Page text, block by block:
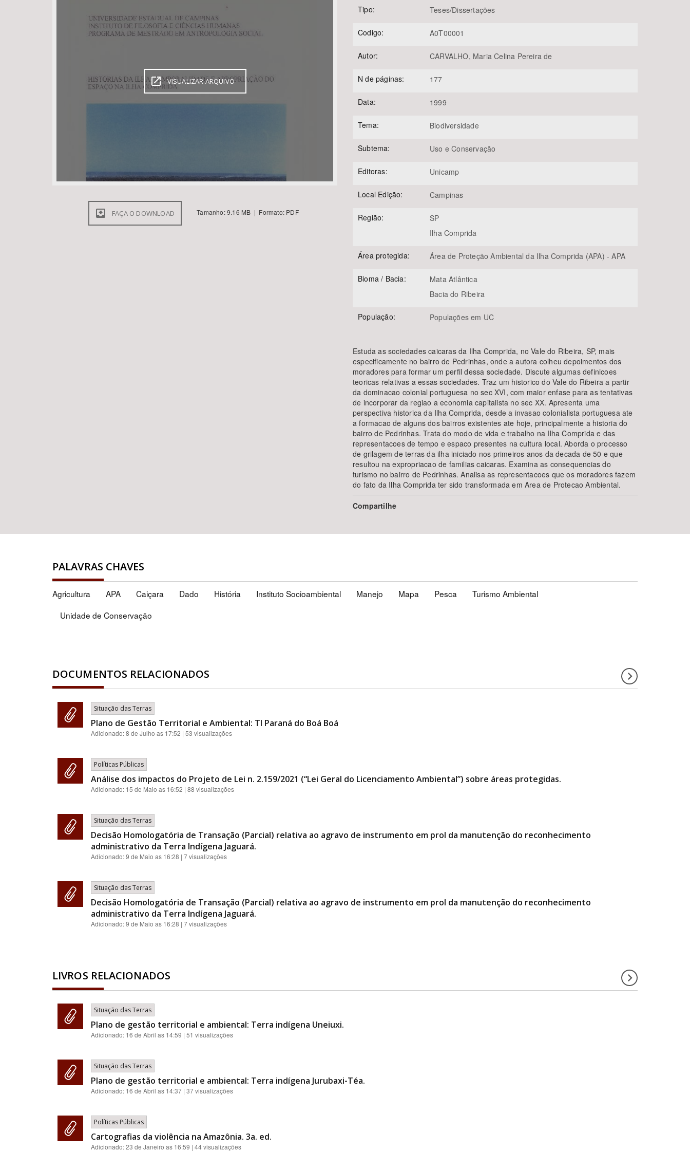
VISUALIZAR ARQUIVO
FAÇA O DOWNLOAD Tamanho: 9.16 MB | Formato: PDF
Tipo: Teses/Dissertações
Codigo: A0T00001
Autor: CARVALHO, Maria Celina Pereira de
N de páginas: 177
Data: 1999
Tema: Biodiversidade
Subtema: Uso e Conservação
Editoras: Unicamp
Local Edição: Campinas
Região:
SP
Ilha Comprida
Área protegida: Área de Proteção Ambiental da Ilha Comprida (APA) - APA
Bioma / Bacia:
Mata Atlântica
Bacia do Ribeira
População: Populações em UC
Estuda as sociedades caicaras da Ilha Comprida, no Vale do Ribeira, SP, mais
especificamente no bairro de Pedrinhas, onde a autora colheu depoimentos dos
moradores para formar um perfil dessa sociedade. Discute algumas definicoes
teoricas relativas a essas sociedades. Traz um historico do Vale do Ribeira a partir
da dominacao colonial portuguesa no sec XVI, com maior enfase para as tentativas
de incorporar da regiao a economia capitalista no sec XX. Apresenta uma
perspectiva historica da Ilha Comprida, desde a invasao colonialista portuguesa ate
a formacao de alguns dos bairros existentes ate hoje, principalmente a historia do
bairro de Pedrinhas. Trata do modo de vida e trabalho na Ilha Comprida e das
representacoes de tempo e espaco presentes na cultura local. Aborda o processo
de grilagem de terras da ilha iniciado nos primeiros anos da decada de 50 e que
resultou na expropriacao de familias caicaras. Examina as consequencias do
turismo no bairro de Pedrinhas. Analisa as representacoes que os moradores fazem
do fato da Ilha Comprida ter sido transformada em Area de Protecao Ambiental.
Compartilhe
PALAVRAS CHAVES
Agricultura APA Caiçara Dado História Instituto Socioambiental Manejo Mapa Pesca
Turismo Ambiental
Unidade de Conservação
DOCUMENTOS RELACIONADOS
Situação das Terras
Plano de Gestão Territorial e Ambiental: TI Paraná do Boá Boá
Adicionado:8 de Julho as 17:52 | 53 visualizações
Políticas Públicas
Análise dos impactos do Projeto de Lei n. 2.159/2021 (“Lei Geral do Licenciamento Ambiental”) sobre áreas protegidas.
Adicionado: 15 de Maio as 16:52 | 88 visualizações
Situação das Terras
Decisão Homologatória de Transação (Parcial) relativa ao agravo de instrumento em prol da manutenção do reconhecimento
administrativo da Terra Indígena Jaguará.
Adicionado:9 de Maio as 16:28 | 7 visualizações
Situação das Terras
Decisão Homologatória de Transação (Parcial) relativa ao agravo de instrumento em prol da manutenção do reconhecimento
administrativo da Terra Indígena Jaguará.
Adicionado:9 de Maio as 16:28 | 7 visualizações
LIVROS RELACIONADOS
Situação das Terras
Plano de gestão territorial e ambiental: Terra indígena Uneiuxi.
Adicionado: 16 de Abril as 14:59 | 51 visualizações
Situação das Terras
Plano de gestão territorial e ambiental: Terra indígena Jurubaxi-Téa.
Adicionado: 16 de Abril as 14:37 | 37 visualizações
Políticas Públicas
Cartografias da violência na Amazônia. 3a. ed.
Adicionado:23 de Janeiro as 16:59 | 44 visualizações